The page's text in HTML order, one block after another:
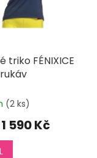
triko FÉNIXICE
(2 ks)
1 590 Kč